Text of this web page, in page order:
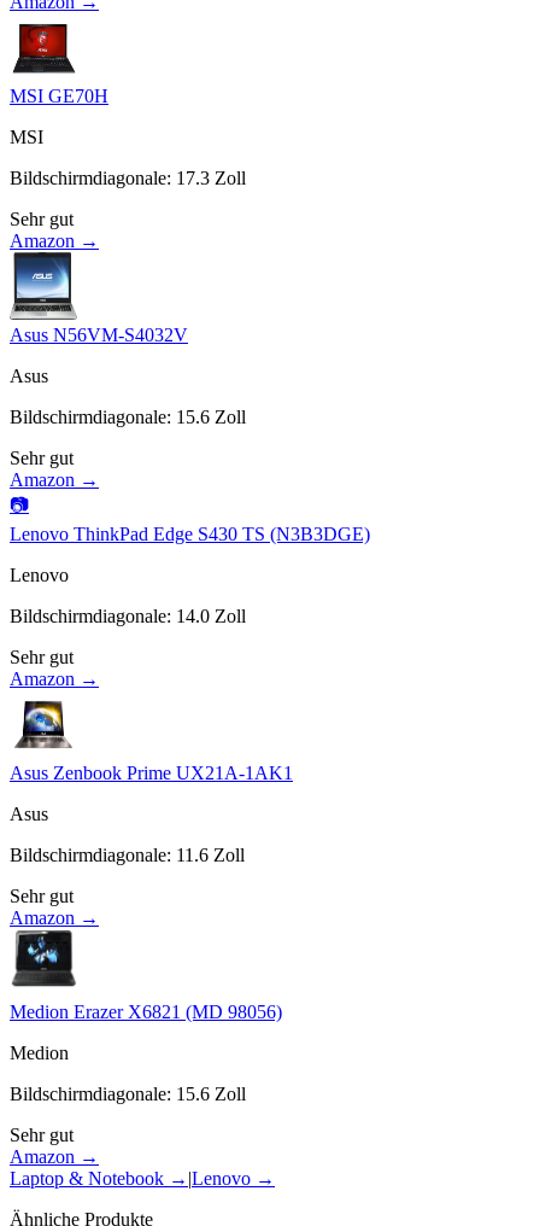
MSI GE70H
MSI
Bildschirmdiagonale: 17.3 Zoll
Sehr gut
Amazon →
Asus N56VM-S4032V
Asus
Bildschirmdiagonale: 15.6 Zoll
Sehr gut
Amazon →
📷
Lenovo ThinkPad Edge S430 TS (N3B3DGE)
Lenovo
Bildschirmdiagonale: 14.0 Zoll
Sehr gut
Amazon →
Asus Zenbook Prime UX21A-1AK1
Asus
Bildschirmdiagonale: 11.6 Zoll
Sehr gut
Amazon →
Medion Erazer X6821 (MD 98056)
Medion
Bildschirmdiagonale: 15.6 Zoll
Sehr gut
Amazon →
Laptop & Notebook → |Lenovo →
Ähnliche Produkte